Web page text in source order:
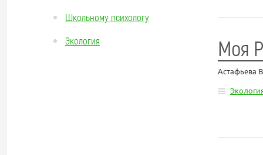
Школьному психологу
Экология
Моя
Астафьева